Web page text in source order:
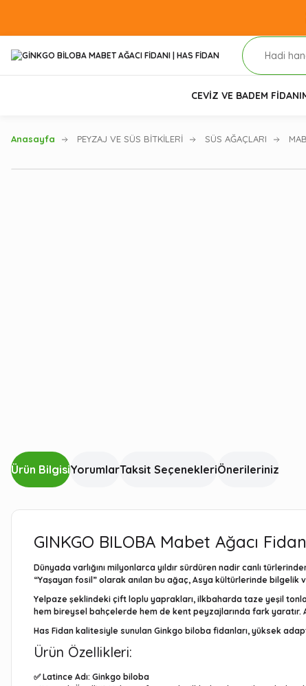
CEVİZ VE BADEM FİDANI
Anasayfa PEYZAJ VE SÜS BİTKİLERİ SÜS AĞAÇLARI
Ürün BilgisiYorumlarTaksit SeçenekleriÖnerileriniz
GINKGO BILOBA Mabet Ağacı
Dünyada varlığını milyonlarca yıldır sürdüren nadir canlı
“Yaşayan fosil” olarak anılan bu ağaç, Asya kültürlerinde bilgelik
Yelpaze şeklindeki çift loplu yaprakları, ilkbaharda taze yeşil
hem bireysel bahçelerde hem de kent peyzajlarında fark yaratır.
Has Fidan kalitesiyle sunulan Ginkgo biloba fidanları, yüksek
Ürün Özellikleri:
✅Latince Adı: Ginkgo biloba